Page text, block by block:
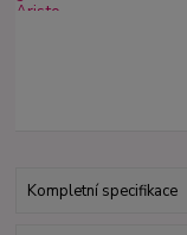
Kompletní specifikace